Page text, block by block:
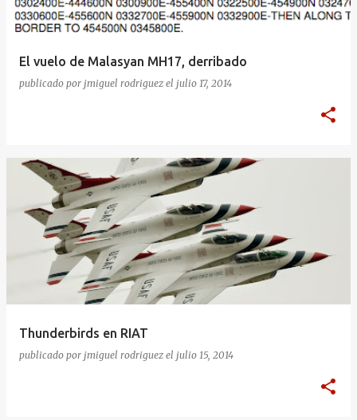
El vuelo de Malasyan MH17, derribado
publicado por jmiguel rodriguez el julio 17, 2014
Thunderbirds en RIAT
publicado por jmiguel rodriguez el julio 15, 2014